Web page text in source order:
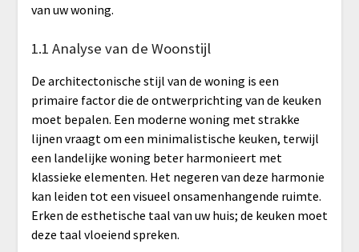
van uw woning.
1.1 Analyse van de Woonstijl
De architectonische stijl van de woning is een
primaire factor die de ontwerprichting van de keuken
moet bepalen. Een moderne woning met strakke
lijnen vraagt om een minimalistische keuken, terwijl
een landelijke woning beter harmonieert met
klassieke elementen. Het negeren van deze harmonie
kan leiden tot een visueel onsamenhangende ruimte.
Erken de esthetische taal van uw huis; de keuken moet
deze taal vloeiend spreken.